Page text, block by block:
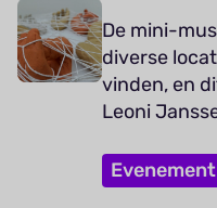
De mini-
diverse
vinden, en
Leoni
Evenement